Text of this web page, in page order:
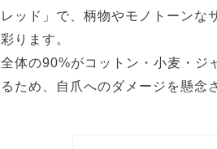
レッド」で、柄物やモノトーンな
彩ります。
全体の90%がコットン・小麦・ジ
るため、自爪へのダメージを懸念